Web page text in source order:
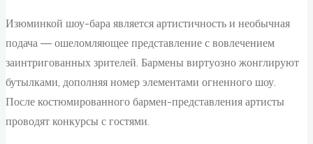
Изюминкой шоу-бара является артистичность и необычная
подача — ошеломляющее представление с вовлечением
заинтригованных зрителей. Бармены виртуозно жонглируют
бутылками, дополняя номер элементами огненного шоу.
После костюмированного бармен-представления артисты
проводят конкурсы с гостями.